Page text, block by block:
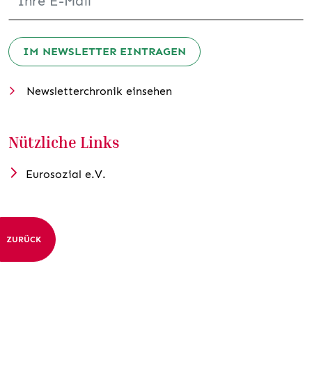
IM NEWSLETTER EINTRAGEN
Newsletterchronik einsehen
Nützliche Links
Eurosozial e.V.
ZURÜCK